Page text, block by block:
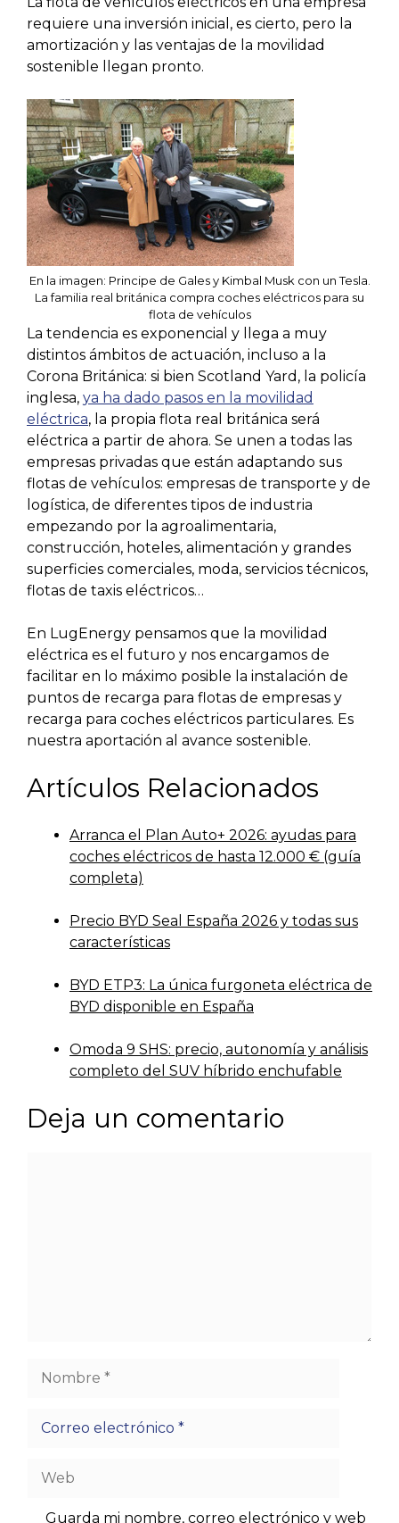
requiere una inversión inicial, es cierto, pero la
amortización y las ventajas de la movilidad
sostenible llegan pronto.
En la imagen: Principe de Gales y Kimbal Musk con un Tesla.
La familia real británica compra coches eléctricos para su
flota de vehículos
La tendencia es exponencial y llega a muy
distintos ámbitos de actuación, incluso a la
Corona Británica: si bien Scotland Yard, la policía
inglesa, ya ha dado pasos en la movilidad
eléctrica, la propia flota real británica será
eléctrica a partir de ahora. Se unen a todas las
empresas privadas que están adaptando sus
flotas de vehículos: empresas de transporte y de
logística, de diferentes tipos de industria
empezando por la agroalimentaria,
construcción, hoteles, alimentación y grandes
superficies comerciales, moda, servicios técnicos,
flotas de taxis eléctricos…
En LugEnergy pensamos que la movilidad
eléctrica es el futuro y nos encargamos de
facilitar en lo máximo posible la instalación de
puntos de recarga para flotas de empresas y
recarga para coches eléctricos particulares. Es
nuestra aportación al avance sostenible.
Artículos Relacionados
Arranca el Plan Auto+ 2026: ayudas para
coches eléctricos de hasta 12.000 € (guía
completa)
Precio BYD Seal España 2026 y todas sus
características
BYD ETP3: La única furgoneta eléctrica de
BYD disponible en España
Omoda 9 SHS: precio, autonomía y análisis
completo del SUV híbrido enchufable
Deja un comentario
Nombre
electrónico
Guarda mi nombre, correo electrónico y web